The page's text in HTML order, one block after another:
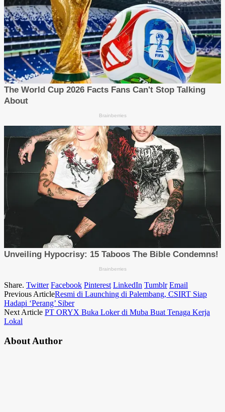
Share. Twitter Facebook Pinterest LinkedIn Tumblr Email
Previous ArticleResmi di Launching di Palembang, CSIRT Siap
Hadapi ‘Perang’ Siber
Next Article PT ORYX Buka Loker di Muba Buat Tenaga Kerja
Lokal
About Author